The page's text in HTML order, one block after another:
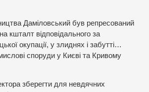
Даміловський був репресований
кшталт відповідального за
окупації, у злиднях і забутті…
споруди у Києві та Кривому
зберегти для невдячних